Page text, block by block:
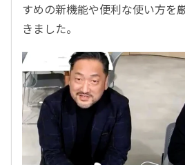
すめの新機能や便利な使い方を
きました。